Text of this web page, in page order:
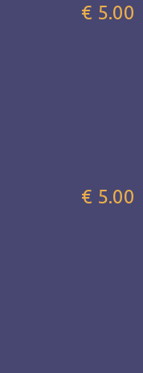
€ 5.00
€ 5.00